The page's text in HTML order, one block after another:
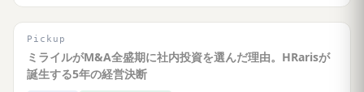
Pickup
ミライルがM&A全盛期に社内投資を選んだ理由。HRarisが
誕生する5年の経営決断